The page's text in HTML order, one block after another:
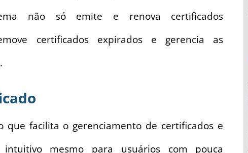
não só emite e renova certificados
certificados expirados e gerencia as
que facilita o gerenciamento de certificados e
intuitivo mesmo para usuários com pouca